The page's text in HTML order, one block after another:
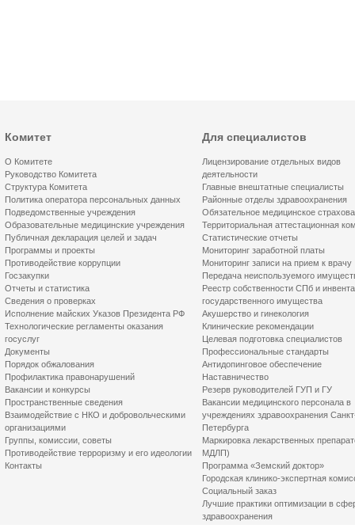
Комитет
О Комитете
Руководство Комитета
Структура Комитета
Политика оператора персональных данных
Подведомственные учреждения
Образовательные медицинские учреждения
Публичная декларация целей и задач
Программы и проекты
Противодействие коррупции
Госзакупки
Отчеты и статистика
Сведения о проверках
Исполнение майских Указов Президента РФ
Технологические регламенты оказания
госуслуг
Документы
Порядок обжалования
Профилактика правонарушений
Вакансии и конкурсы
Пространственные сведения
Взаимодействие с НКО и добровольческими
организациями
Группы, комиссии, советы
Противодействие терроризму и его идеологии
Контакты
Для специалистов
Лицензирование отдельных видов
деятельности
Главные внештатные специалисты
Районные отделы здравоохранения
Обязательное медицинское
Территориальная аттестационная
Статистические отчеты
Мониторинг заработной платы
Мониторинг записи на прием к врачу
Передача неиспользуемого
Реестр собственности СПб и
государственного имущества
Акушерство и гинекология
Клинические рекомендации
Целевая подготовка специалистов
Профессиональные стандарты
Антидопинговое обеспечение
Наставничество
Резерв руководителей ГУП и ГУ
Вакансии медицинского персонала в
учреждениях здравоохранения
Петербурга
Маркировка лекарственных
МДЛП)
Программа «Земский доктор»
Городская клинико-экспертная
Социальный заказ
Лучшие практики оптимизации в
здравоохранения